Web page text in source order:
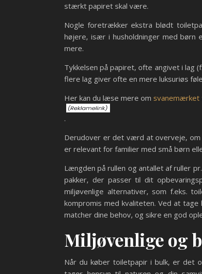
stærkt papiret skal være.
Nogle foretrækker ekstra blødt
højere, især i husholdninger med børn
mere.
Tykkelsen på papiret, ofte angivet i lag
flere lag giver ofte en mere luksuriøs
Her kan du læse mere om svanemærket
.
Derudover er det værd at overveje,
er relevant for familier med små børn
Længden på rullen og antallet af ruller
pakker, der passer til dit
miljøvenlige alternativer, som f.eks.
kompromis med kvaliteten. Ved at
matcher dine behov, og sikre en god
Miljøvenlige og
Når du køber toiletpapir i bulk, er det